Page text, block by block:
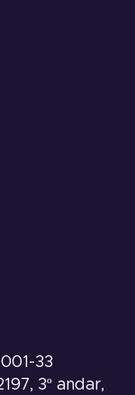
33
3º andar,